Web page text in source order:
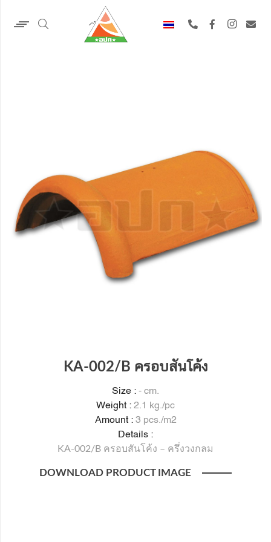
KA-002/B ครอบสันโค้ง
Size : - cm.
Weight : 2.1 kg./pc
Amount :3 pcs./m2
Details :
KA-002/B ครอบสันโค้ง – ครึ่งวงกลม
DOWNLOAD PRODUCT IMAGE